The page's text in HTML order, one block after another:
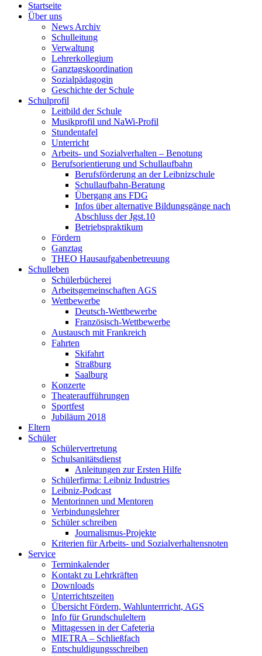
Startseite
Über uns
News Archiv
Schulleitung
Verwaltung
Lehrerkollegium
Ganztagskoordination
Sozialpädagogin
Geschichte der Schule
Schulprofil
Leitbild der Schule
Musikprofil und NaWi-Profil
Stundentafel
Unterricht
Arbeits- und Sozialverhalten – Benotung
Berufsorientierung und Schullaufbahn
Berufsförderung an der Leibnizschule
Schullaufbahn-Beratung
Übergang ans FDG
Infos über alternative Bildungsgänge nach
Abschluss der Jgst.10
Betriebspraktikum
Fördern
Ganztag
THEO Hausaufgabenbetreuung
Schulleben
Schülerbücherei
Arbeitsgemeinschaften AGS
Wettbewerbe
Deutsch-Wettbewerbe
Französisch-Wettbewerbe
Austausch mit Frankreich
Fahrten
Skifahrt
Straßburg
Saalburg
Konzerte
Theateraufführungen
Sportfest
Jubiläum 2018
Eltern
Schüler
Schülervertretung
Schulsanitätsdienst
Anleitungen zur Ersten Hilfe
Schülerfirma: Leibniz Industries
Leibniz-Podcast
Mentorinnen und Mentoren
Verbindungslehrer
Schüler schreiben
Journalismus-Projekte
Kriterien für Arbeits- und Sozialverhaltensnoten
Service
Terminkalender
Kontakt zu Lehrkräften
Downloads
Unterrichtszeiten
Übersicht Fördern, Wahlunterrricht, AGS
Info für Grundschuleltern
Mittagessen in der Cafeteria
MIETRA – Schließfach
Entschuldigungsschreiben